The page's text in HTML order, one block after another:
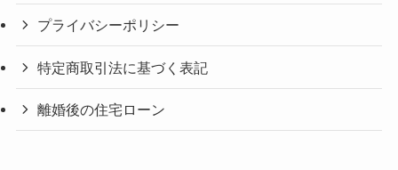
プライバシーポリシー
特定商取引法に基づく表記
離婚後の住宅ローン